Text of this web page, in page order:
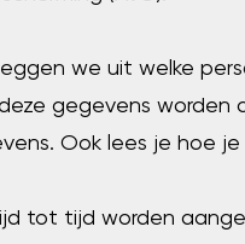
we uit welke
gegevens
Ook lees je hoe
tot tijd worden